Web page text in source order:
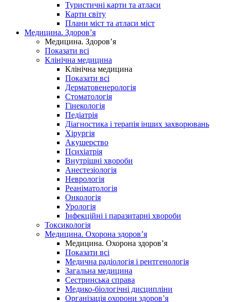
Туристичні карти та атласи
Карти світу
Плани міст та атласи міст
Медицина. Здоров’я
Медицина. Здоров’я
Показати всі
Клінічна медицина
Клінічна медицина
Показати всі
Дерматовенерологія
Стоматологія
Гінекологія
Педіатрія
Діагностика і терапія інших захворювань
Хірургія
Акушерство
Психіатрія
Внутрішні хвороби
Анестезіологія
Неврологія
Реаніматологія
Онкологія
Урологія
Інфекційні і паразитарні хвороби
Токсикологія
Медицина. Охорона здоров’я
Медицина. Охорона здоров’я
Показати всі
Медична радіологія і рентгенологія
Загальна медицина
Сестринська справа
Медико-біологічні дисципліни
Організація охорони здоров’я